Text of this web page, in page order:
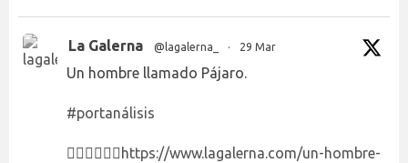
La Galerna @lagalerna_ · 29 Mar
Un hombre llamado Pájaro.
#portanálisis
👉🏻👉🏻👉🏻 https://www.lagalerna.com/un-hombre-